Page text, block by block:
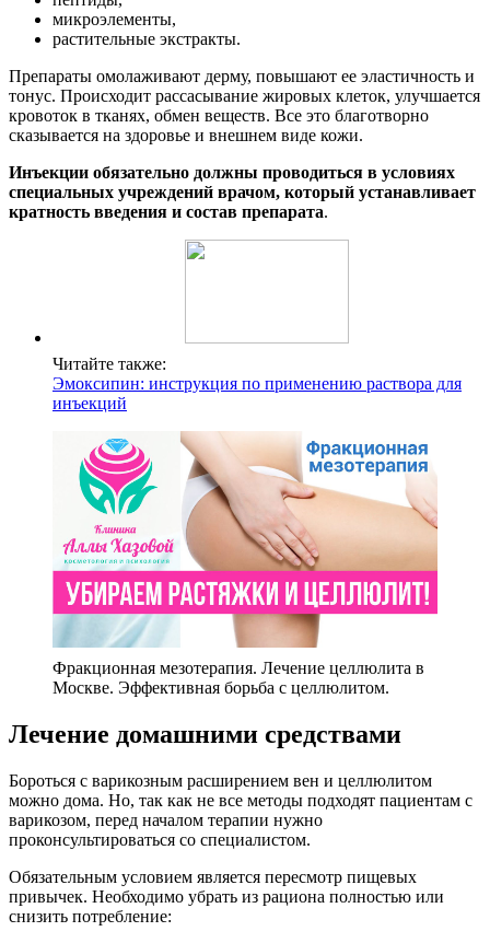
микроэлементы,
растительные экстракты.
Препараты омолаживают дерму, повышают ее эластичность и
тонус. Происходит рассасывание жировых клеток, улучшается
кровоток в тканях, обмен веществ. Все это благотворно
сказывается на здоровье и внешнем виде кожи.
Инъекции обязательно должны проводиться в условиях
специальных учреждений врачом, который устанавливает
кратность введения и состав препарата.
Читайте также:
Эмоксипин: инструкция по применению раствора для
инъекций
Фракционная мезотерапия. Лечение целлюлита в
Москве. Эффективная борьба с целлюлитом.
Лечение домашними средствами
Бороться с варикозным расширением вен и целлюлитом
можно дома. Но, так как не все методы подходят пациентам с
варикозом, перед началом терапии нужно
проконсультироваться со специалистом.
Обязательным условием является пересмотр пищевых
привычек. Необходимо убрать из рациона полностью или
снизить потребление: